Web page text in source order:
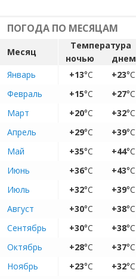
ПОГОДА ПО МЕСЯЦАМ
Месяц
Температура
ночью
днем
Январь
+13°C +23°C
Февраль
+15°C +27°C
Март
+20°C +32°C
Апрель
+29°C +39°C
Май
+35°C +44°C
Июнь
+36°C +43°C
Июль
+32°C +39°C
Август
+30°C +38°C
Сентябрь
+30°C +38°C
Октябрь
+28°C +37°C
Ноябрь
+23°C +32°C